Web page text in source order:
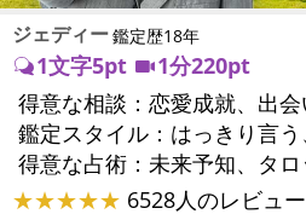
ジェディー鑑定歴18年
1文字5pt
1分220pt
得意な相談：
鑑定スタイル：
得意な占術：
★★★★★ 6528人のレビュー